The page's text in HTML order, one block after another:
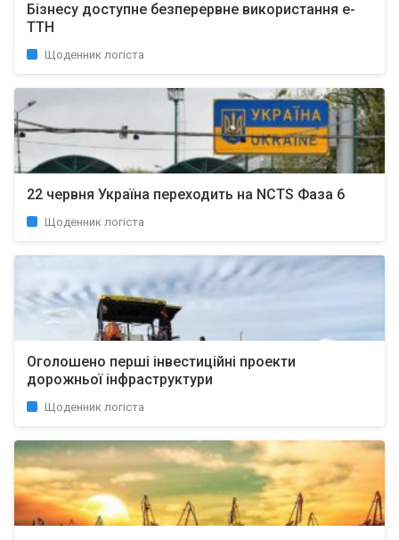
Бізнесу доступне безперервне використання е-
ТТН
Щоденник логіста
22 червня Україна переходить на NCTS Фаза 6
Щоденник логіста
Оголошено перші інвестиційні проекти
дорожньої інфраструктури
Щоденник логіста